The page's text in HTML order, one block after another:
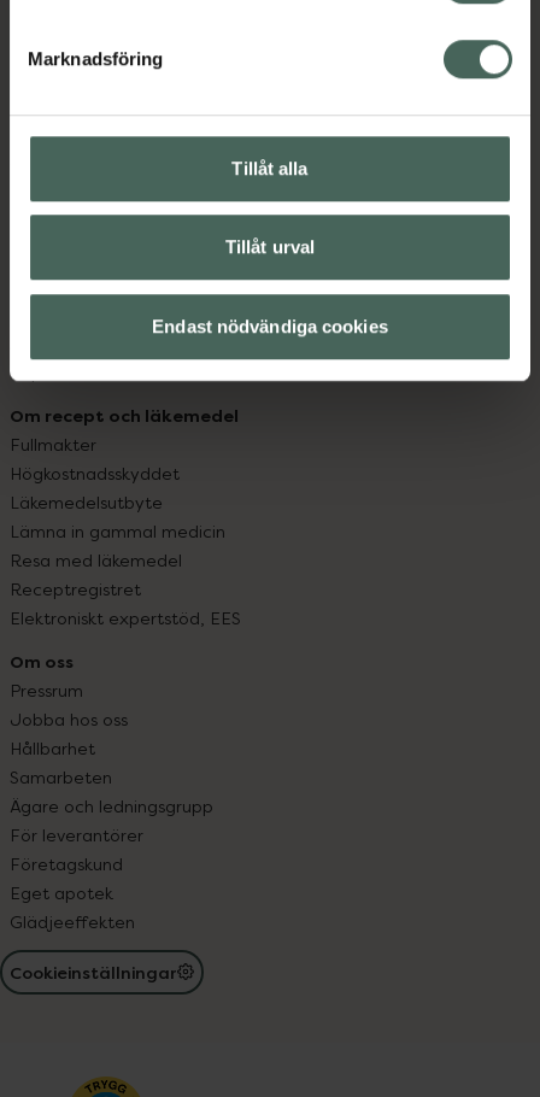
Marknadsföring
Tillåt alla
Tillåt urval
Endast nödvändiga cookies
med oss.
Kundservice
Kontakta oss
Hitta apotek
Leverans, betalning och retur
Kundklubb
Köpvillkor
Om recept och läkemedel
Fullmakter
Högkostnadsskyddet
Läkemedelsutbyte
Lämna in gammal medicin
Resa med läkemedel
Receptregistret
Elektroniskt expertstöd, EES
Om oss
Pressrum
Jobba hos oss
Hållbarhet
Samarbeten
Ägare och ledningsgrupp
För leverantörer
Företagskund
Eget apotek
Glädjeeffekten
Cookieinställningar